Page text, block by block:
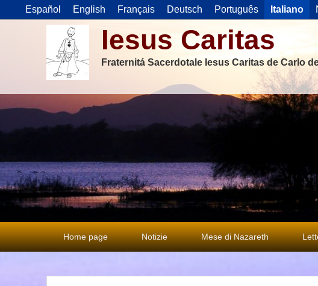
Español English Français Deutsch Português Italiano
Iesus Caritas
Fraternitá Sacerdotale Iesus Caritas de Carlo
Menu
principale
Home page Notizie Mese di Nazareth